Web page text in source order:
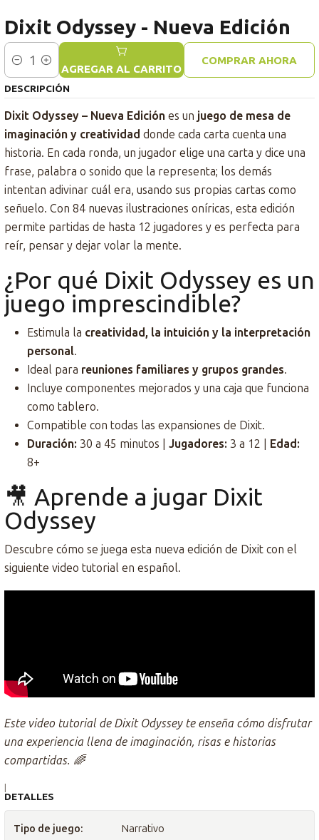
Dixit Odyssey - Nueva Edición
Cantidad AGREGAR AL CARRITO
COMPRAR AHORA
DESCRIPCIÓN
Dixit Odyssey – Nueva Edición es un juego de mesa de
imaginación y creatividad donde cada carta cuenta una
historia. En cada ronda, un jugador elige una carta y dice una
frase, palabra o sonido que la representa; los demás
intentan adivinar cuál era, usando sus propias cartas como
señuelo. Con 84 nuevas ilustraciones oníricas, esta edición
permite partidas de hasta 12 jugadores y es perfecta para
reír, pensar y dejar volar la mente.
¿Por qué Dixit Odyssey es un
juego imprescindible?
Estimula la creatividad, la intuición y la interpretación
personal.
Ideal para reuniones familiares y grupos grandes.
Incluye componentes mejorados y una caja que funciona
como tablero.
Compatible con todas las expansiones de Dixit.
Duración: 30 a 45 minutos | Jugadores: 3 a 12 | Edad:
8+
🎥 Aprende a jugar Dixit
Odyssey
Descubre cómo se juega esta nueva edición de Dixit con el
siguiente video tutorial en español.
Este video tutorial de Dixit Odyssey te enseña cómo disfrutar
una experiencia llena de imaginación, risas e historias
compartidas. 🌈
|
DETALLES
Tipo de juego: Narrativo